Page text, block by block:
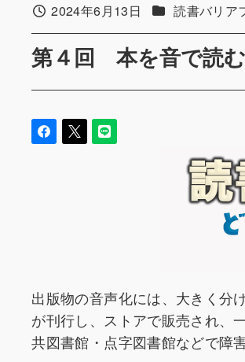
第４回 本を音で読
投稿日2024年6月13日 カテゴリー
読書バリア
出版物の音声化には、大きく分
が刊行し、ストアで販売され、
共図書館・点字図書館などで障